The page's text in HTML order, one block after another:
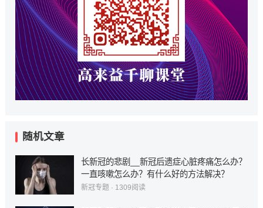
随机文章
长新冠的悲剧__新冠后遗症心脏疼痛怎么办？
一直咳嗽怎么办？有什么好的方法解决？
新冠专题 · 1309阅读